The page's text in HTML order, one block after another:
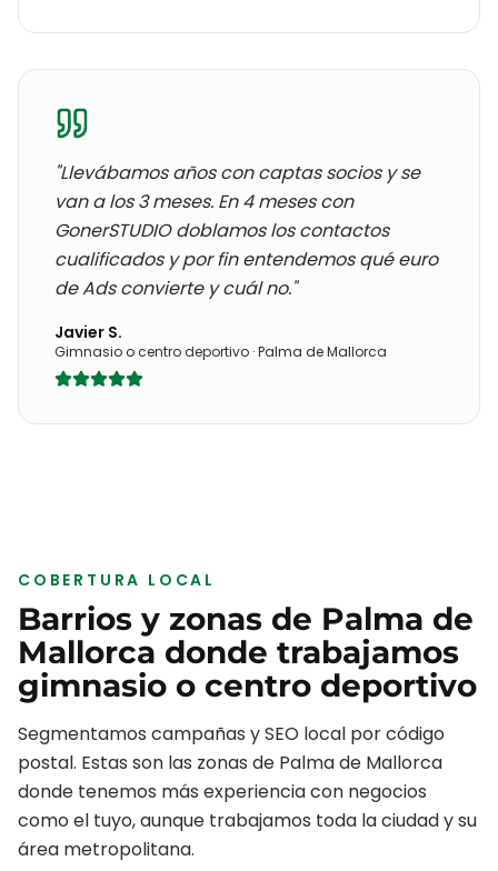
"Llevábamos años concaptas socios y se
van a los 3 meses. En 4 meses con
GonerSTUDIO doblamos los contactos
cualificados y por fin entendemos qué euro
de Ads convierte y cuál no."
Javier S.
Gimnasio o centro deportivo ·Palma de Mallorca
COBERTURA LOCAL
Barrios y zonas de Palma de
Mallorca donde trabajamos
gimnasio o centro deportivo
Segmentamos campañas y SEO local por código
postal. Estas son las zonas de Palma de Mallorca
donde tenemos más experiencia con negocios
como el tuyo, aunque trabajamos toda la ciudad y su
área metropolitana.